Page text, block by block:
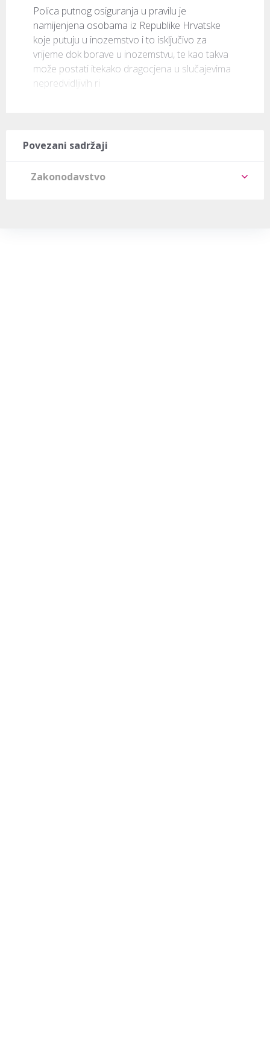
Polica putnog osiguranja u pravilu je
namijenjena osobama iz Republike Hrvatske
koje putuju u inozemstvo i to isključivo za
vrijeme dok borave u inozemstvu, te kao takva
može postati itekako dragocjena u slučajevima
nepredvidljivih ri
Povezani sadržaji
Zakonodavstvo